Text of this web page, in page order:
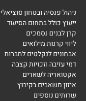
ניהול פנסיה ובטחון סוציאלי
ייעוץ כולל בתחום הסיעוד
קרן לבנים נסמכים
ליווי קרנות מילואים
אבחונים לנקלטים לחברות
דמי עזיבה וזכויות קצבה
אקטואריה לשארים
איזון משאבים בקיבוץ
שרותים נוספים